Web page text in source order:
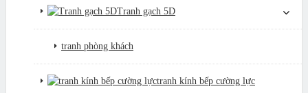
Tranh gạch 5D
tranh phòng khách
tranh kính bếp cường lực